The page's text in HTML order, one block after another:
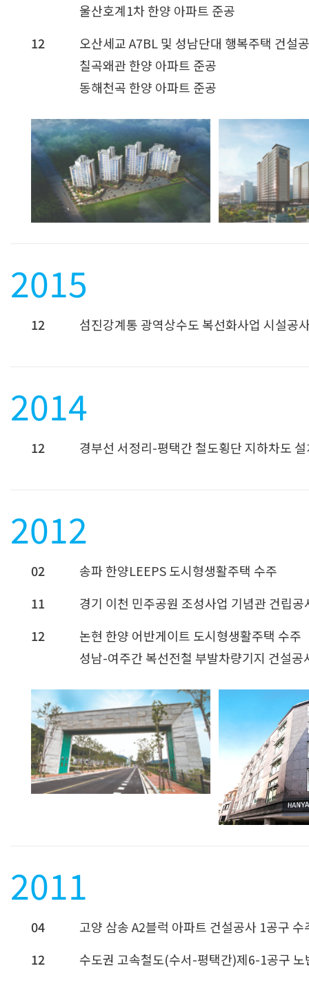
울산호계1차 한양 아파트 준공
12
오산세교 A7BL 및 성남단대 행복주택 건설
칠곡왜관 한양 아파트 준공
동해천곡 한양 아파트 준공
2015
12 섬진강계통 광역상수도 복선화사업 시설공
2014
12 경부선 서정리-평택간 철도횡단 지하차도
2012
02
송파 한양LEEPS 도시형생활주택 수주
11
경기 이천 민주공원 조성사업 기념관 건립공
12
논현 한양 어반게이트 도시형생활주택 수주
성남-여주간 복선전철 부발차량기지 건설공
2011
04
고양 삼송 A2블럭 아파트 건설공사 1공구 수
12
수도권 고속철도(수서-평택간)제6-1공구 노